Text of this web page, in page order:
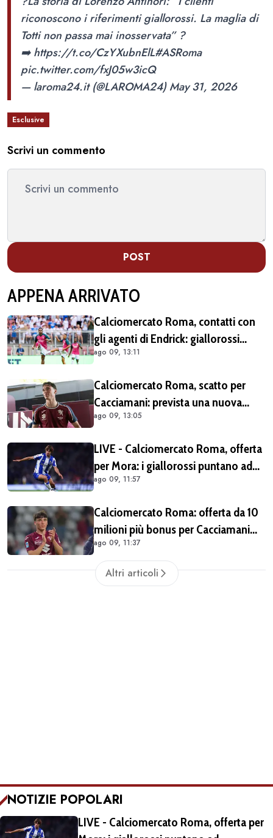
riconoscono i riferimenti giallorossi. La maglia di
Totti non passa mai inosservata” ?
➡️https://t.co/CzYXubnElL#ASRoma
pic.twitter.com/fxJ05w3icQ
— laroma24.it (@LAROMA24)May 31, 2026
Esclusive
Scrivi un commento
POST
APPENA ARRIVATO
Calciomercato Roma, contatti con
gli agenti di Endrick: giallorossi
pronti all'affondo in caso di apertura
ago 09, 13:11
Calciomercato Roma, scatto per
Cacciamani: prevista una nuova
offerta tra oggi e domani
ago 09, 13:05
LIVE - Calciomercato Roma, offerta
per Mora: i giallorossi puntano ad
acquistarlo a titolo definitivo.
ago 09, 11:57
Calciomercato Roma: offerta da 10
milioni più bonus per Cacciamani
ma c'è distanza, interesse anche
dell'Inter. Cherubini vicino al
Benevento
ago 09, 11:37
Altri articoli
NOTIZIE POPOLARI
LIVE - Calciomercato Roma, offerta per